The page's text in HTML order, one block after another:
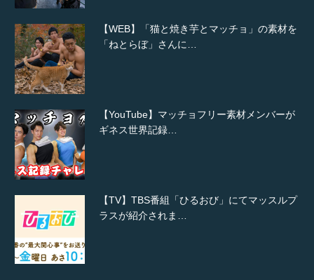
【YouTube】マッチョフリー素材メンバーが
ギネス世界記録…
【TV】TBS番組「ひるおび」にてマッスルプ
ラスが紹介されま…
TOKYO FMラジオ番組「ONE MORNING」
で紹介さ…